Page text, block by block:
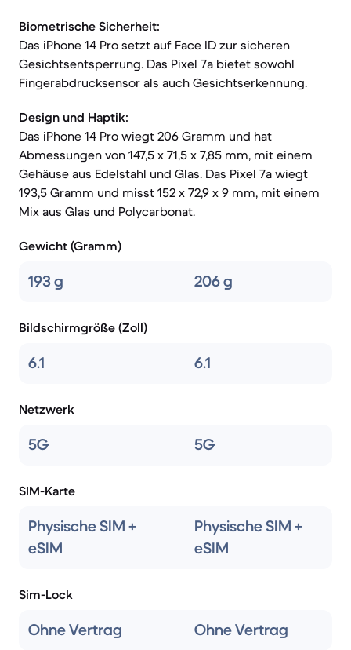
Biometrische Sicherheit:
Das iPhone 14 Pro setzt auf Face ID zur sicheren
Gesichtsentsperrung. Das Pixel 7a bietet sowohl
Fingerabdrucksensor als auch Gesichtserkennung.
Design und Haptik:
Das iPhone 14 Pro wiegt 206 Gramm und hat
Abmessungen von 147,5 x 71,5 x 7,85 mm, mit einem
Gehäuse aus Edelstahl und Glas. Das Pixel 7a wiegt
193,5 Gramm und misst 152 x 72,9 x 9 mm, mit einem
Mix aus Glas und Polycarbonat.
Gewicht (Gramm)
193 g 206 g
Bildschirmgröße (Zoll)
6.1 6.1
Netzwerk
5G 5G
SIM-Karte
Physische SIM +
eSIM
Physische SIM +
eSIM
Sim-Lock
Ohne Vertrag Ohne Vertrag